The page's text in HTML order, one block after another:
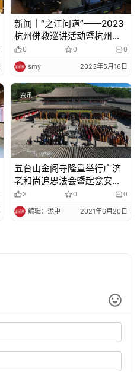
新闻｜“之江问道”——2023
杭州佛教巡讲活动暨杭州佛
教教职人员市级轮训第三期
培训班在灵隐寺举行
0 0 0
smy 2023年5月16日
资讯
五台山金阁寺隆重举行广济
老和尚追思法会暨起龛安葬
法会
3 0 0
编辑：泷中 2021年6月20日